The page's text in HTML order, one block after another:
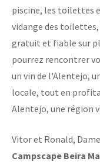
piscine, les toilettes
vidange des toilettes,
gratuit et fiable sur
pourrez rencontrer
un vin de l'Alentejo,
locale, tout en
Alentejo, une région
Vitor et Ronald,
Campscape Beira